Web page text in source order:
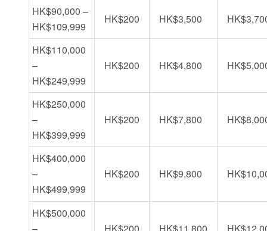
HK$90,000 –
HK$109,999
HK$200 HK$3,500
HK$110,000
–
HK$249,999
HK$200 HK$4,800
HK$250,000
–
HK$399,999
HK$200 HK$7,800
HK$400,000
–
HK$499,999
HK$200 HK$9,800
HK$500,000